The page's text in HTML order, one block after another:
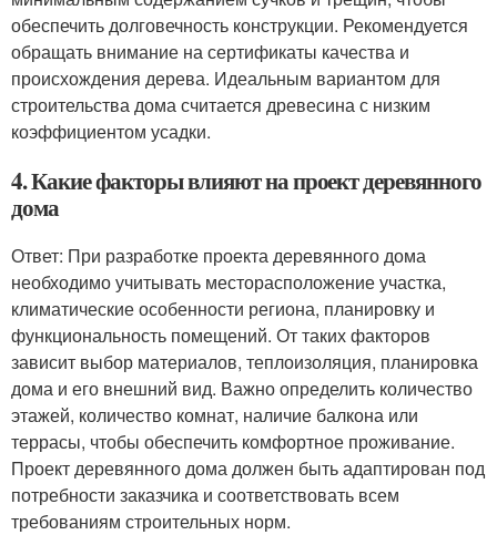
обеспечить долговечность конструкции. Рекомендуется
обращать внимание на сертификаты качества и
происхождения дерева. Идеальным вариантом для
строительства дома считается древесина с низким
коэффициентом усадки.
4. Какие факторы влияют на проект деревянного
дома
Ответ: При разработке проекта деревянного дома
необходимо учитывать месторасположение участка,
климатические особенности региона, планировку и
функциональность помещений. От таких факторов
зависит выбор материалов, теплоизоляция, планировка
дома и его внешний вид. Важно определить количество
этажей, количество комнат, наличие балкона или
террасы, чтобы обеспечить комфортное проживание.
Проект деревянного дома должен быть адаптирован под
потребности заказчика и соответствовать всем
требованиям строительных норм.